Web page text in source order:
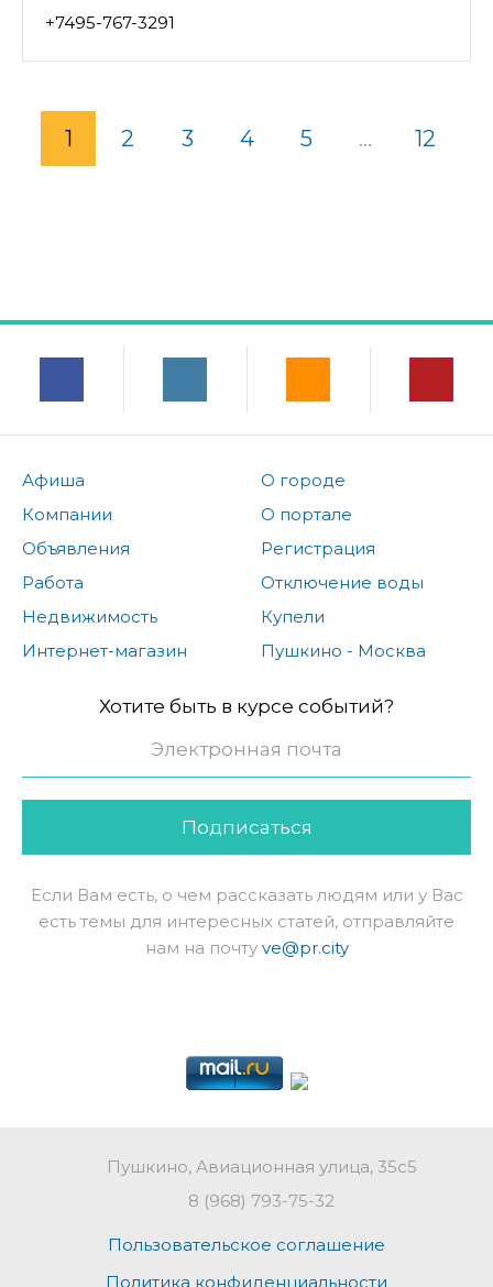
+7495-767-3291
1 2 3 4 5 ... 12
Афиша
Компании
Объявления
Работа
Недвижимость
Интернет-магазин
О городе
О портале
Регистрация
Отключение воды
Купели
Пушкино - Москва
Хотите быть в курсе событий?
Подписаться
Если Вам есть, о чем рассказать людям или у Вас
есть темы для интересных статей, отправляйте
нам на почту ve@pr.city
Пушкино, Авиационная улица, 35с5
8 (968) 793-75-32
Пользовательское соглашение
Политика конфиденциальности